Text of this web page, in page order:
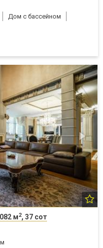
Дом с бассейном
м2, 37 сот